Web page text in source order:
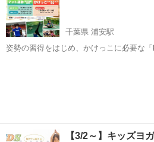
千葉県 浦安駅
姿勢の習得をはじめ、かけっこに必要な「
【3/2～】キッズヨ